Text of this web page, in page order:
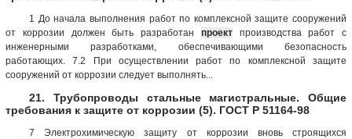
1 До начала выполнения работ по комплексной защите сооружений
от коррозии должен быть разработан проектпроизводства работ с
инженерными разработками, обеспечивающими безопасность
работающих. 7.2 При осуществлении работ по комплексной защите
сооружений от коррозии следует выполнять...
21. Трубопроводы стальные магистральные. Общие
требования к защите от коррозии (5). ГОСТ Р 51164-98
7 Электрохимическую защиту от коррозии вновь строящихся